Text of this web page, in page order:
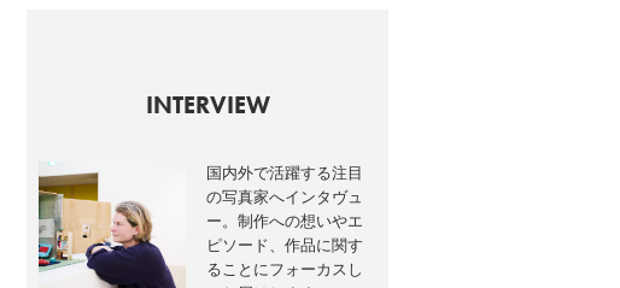
INTERVIEW
国内外で活躍する注目
の写真家へインタヴュ
ー。制作への想いやエ
ピソード、作品に関す
ることにフォーカスし